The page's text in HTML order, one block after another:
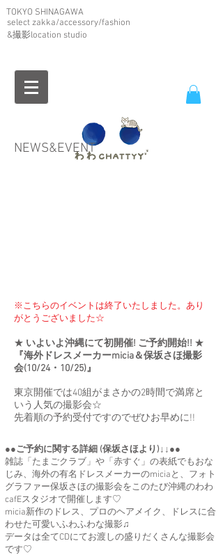
TOKYO SHINAGAWA
select zakka/accessory/fashion
&撮影location studio
NEWS&EVENT
※こちらのイベントは終了いたしました。あり
がとうございました☆
★ いよいよ沖縄にて初開催! ご予約開始!! ★
『海外ドレスメーカーmicia＆保坂さほ撮影
会(10/24・10/25)』
東京開催では40組がまさかの2時間で満席と
いう人気の撮影会☆
先着順の予約受付ですのでぜひお早めに!!
●●ご予約に関する詳細 (保坂さほより)↓↓●●
雑誌「たまごクラブ」や「赤すぐ」の表紙でもおな
じみ、海外の有名ドレスメーカーのmiciaと、フォト
グラファー保坂さほの撮影会をこのたび沖縄のわわ
cafEスタジオで開催します♡
micia新作のドレス、プロのヘアメイク、ドレスに合
わせた可愛いふわふわな撮影♫
データは全てCDにてお渡しの盛りだくさんな撮影会
です♡